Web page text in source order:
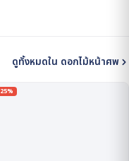
ดูทั้งหมดใน ดอกไม้หน้าศพ